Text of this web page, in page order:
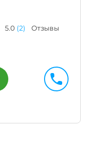
5.0 (2)
Отзывы